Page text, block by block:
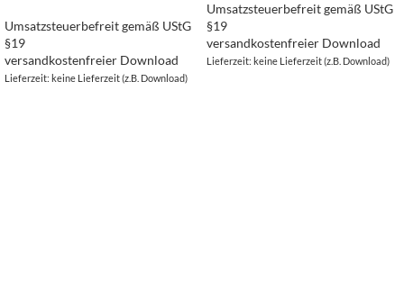
Umsatzsteuerbefreit gemäß UStG
§19
versandkostenfreier Download
Lieferzeit: keine Lieferzeit (z.B. Download)
Umsatzsteuerbefreit gemäß UStG
§19
versandkostenfreier Download
Lieferzeit: keine Lieferzeit (z.B. Download)